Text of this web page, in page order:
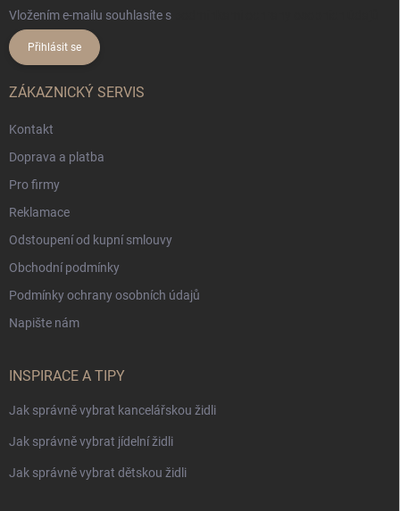
Vložením e-mailu souhlasíte s
Přihlásit se
ZÁKAZNICKÝ SERVIS
Kontakt
Doprava a platba
Pro firmy
Reklamace
Odstoupení od kupní smlouvy
Obchodní podmínky
Podmínky ochrany osobních údajů
Napište nám
INSPIRACE A TIPY
Jak správně vybrat kancelářskou židli
Jak správně vybrat jídelní židli
Jak správně vybrat dětskou židli